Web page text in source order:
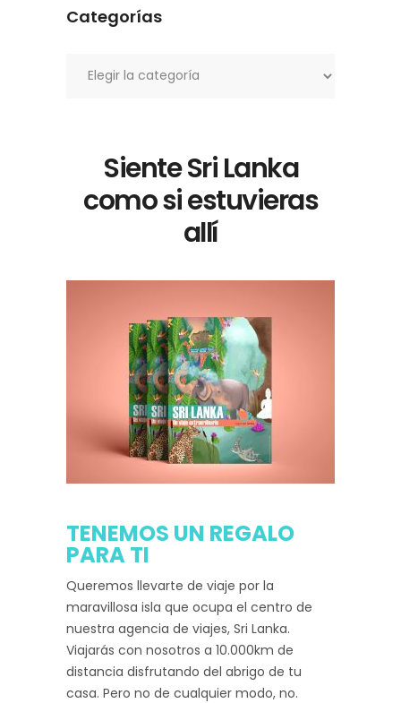
Categorías
Siente Sri Lanka
como si estuvieras
allí
TENEMOS UN REGALO
PARA TI
Queremos llevarte de viaje por la
maravillosa isla que ocupa el centro de
nuestra agencia de viajes, Sri Lanka.
Viajarás con nosotros a 10.000km de
distancia disfrutando del abrigo de tu
casa. Pero no de cualquier modo, no.